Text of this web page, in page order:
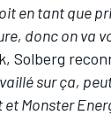
en tant que
donc on va
Solberg
sur ça,
Monster